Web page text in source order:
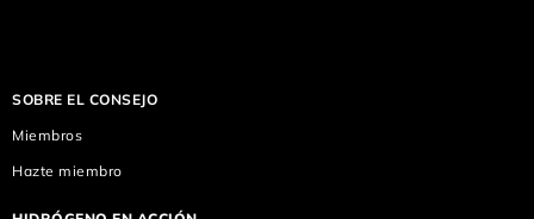
SOBRE EL CONSEJO
Miembros
Hazte miembro